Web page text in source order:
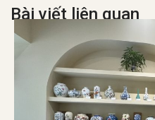
Bài viết liên quan